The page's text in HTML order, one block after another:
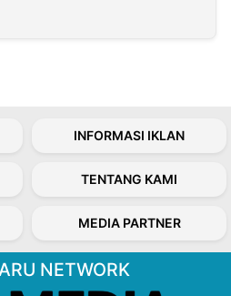
INFORMASI IKLAN
TENTANG KAMI
MEDIA PARTNER
NETWORK